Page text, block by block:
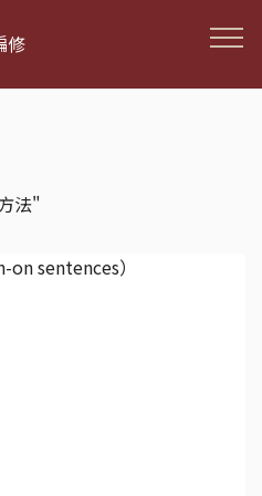
修
法"